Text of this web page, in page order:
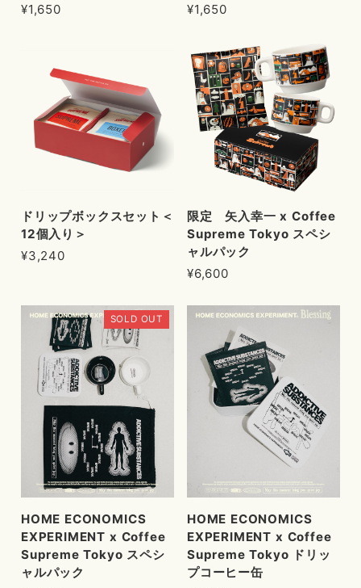
¥1,650
¥1,650
ドリップボックスセット＜
12個入り＞
¥3,240
限定 矢入幸一 x Coffee
Supreme Tokyo スペシ
ャルパック
¥6,600
SOLD OUT
HOME ECONOMICS
EXPERIMENT x Coffee
Supreme Tokyo スペシ
ャルパック
HOME ECONOMICS
EXPERIMENT x Coffee
Supreme Tokyo ドリッ
プコーヒー缶